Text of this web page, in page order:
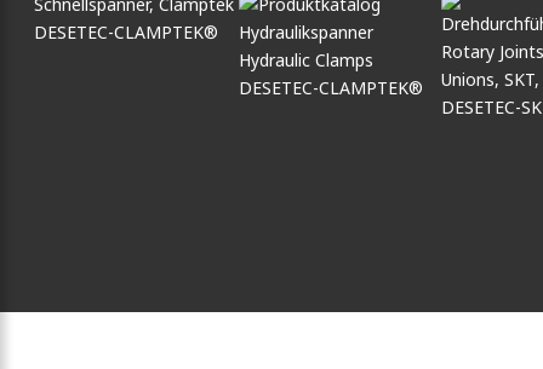
DESETEC-CLAMPTEK®
DESETEC-CLAMPTEK®
DESETEC-